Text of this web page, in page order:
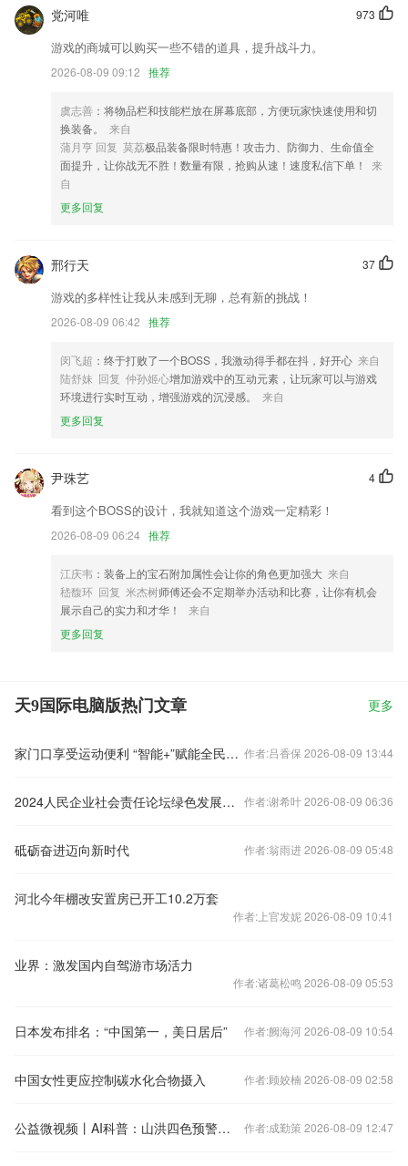
天9国际电脑版更新了什么?
福利再加码，快来积分商城兑换吧~
社区问答汽车生活知识圈；
模板预览
移除toast提示信息
优化应用加速逻辑。
送票活动上线
联系我们
修改。
973
党河唯
游戏的商城可以购买一些不错的道具，提升战斗力。
2026-08-09 09:12 推荐
虞志善 ：将物品栏和技能栏放在屏幕底部，方便玩家快速使用和切
换装备。
来自
蒲月亨 回复 莫荔极品装备限时特惠！攻击力、防御力、生命值全
面提升，让你战无不胜！数量有限，抢购从速！速度私信下单！
来
自
更多回复
37
邢行天
游戏的多样性让我从未感到无聊，总有新的挑战！
2026-08-09 06:42 推荐
闵飞超 ：终于打败了一个BOSS，我激动得手都在抖，好开心 来自
陆舒妹 回复 仲孙姬心增加游戏中的互动元素，让玩家可以与游戏
环境进行实时互动，增强游戏的沉浸感。
来自
更多回复
4
尹珠艺
看到这个BOSS的设计，我就知道这个游戏一定精彩！
2026-08-09 06:24 推荐
江庆韦 ：装备上的宝石附加属性会让你的角色更加强大 来自
嵇馥环 回复 米杰树师傅还会不定期举办活动和比赛，让你有机会
展示自己的实力和才华！
来自
更多回复
天9国际电脑版热门文章 更多
家门口享受运动便利 “智能+”赋能全民健身再升级 作者:吕香保 2026-08-09 13:44
2024人民企业社会责任论坛绿色发展案例公布 作者:谢希叶 2026-08-09 06:36
砥砺奋进迈向新时代 作者:翁雨进 2026-08-09 05:48
河北今年棚改安置房已开工10.2万套
作者:上官发妮 2026-08-09 10:41
业界：激发国内自驾游市场活力
作者:诸葛松鸣 2026-08-09 05:53
日本发布排名：“中国第一，美日居后” 作者:阙海河 2026-08-09 10:54
中国女性更应控制碳水化合物摄入 作者:顾姣楠 2026-08-09 02:58
公益微视频丨AI科普：山洪四色预警，您明白了吗？ 作者:成勤策 2026-08-09 12:47